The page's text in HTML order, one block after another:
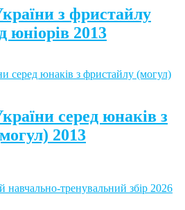
з фристайлу
юніорів 2013
серед юнаків з
2013